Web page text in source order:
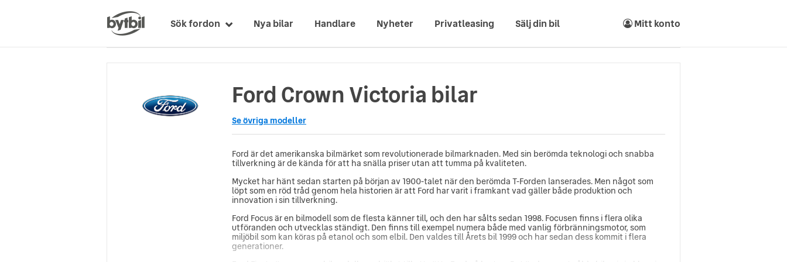
Sök fordon Nya bilar Handlare Nyheter Privatleasing Sälj din bil Mitt konto
Ford Crown Victoria bilar
Se övriga modeller
Ford är det amerikanska bilmärket som revolutionerade bilmarknaden. Med sin berömda teknologi och snabba
tillverkning är de kända för att ha snälla priser utan att tumma på kvaliteten.
Mycket har hänt sedan starten på början av 1900-talet när den berömda T-Forden lanserades. Men något som
löpt som en röd tråd genom hela historien är att Ford har varit i framkant vad gäller både produktion och
innovation i sin tillverkning.
Ford Focus är en bilmodell som de flesta känner till, och den har sålts sedan 1998. Focusen finns i flera olika
utföranden och utvecklas ständigt. Den finns till exempel numera både med vanlig förbränningsmotor, som
miljöbil som kan köras på etanol och som elbil. Den valdes till Årets bil 1999 och har sedan dess kommit i flera
generationer.